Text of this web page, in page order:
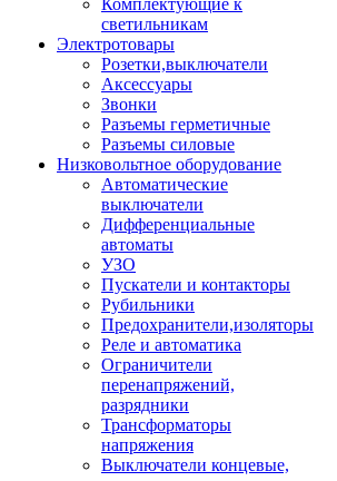
Комплектующие к
светильникам
Электротовары
Розетки,выключатели
Аксессуары
Звонки
Разъемы герметичные
Разъемы силовые
Низковольтное оборудование
Автоматические
выключатели
Дифференциальные
автоматы
УЗО
Пускатели и контакторы
Рубильники
Предохранители,изоляторы
Реле и автоматика
Ограничители
перенапряжений,
разрядники
Трансформаторы
напряжения
Выключатели концевые,